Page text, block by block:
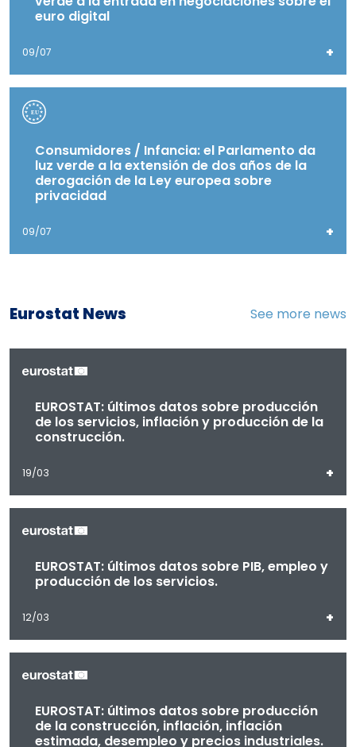
euro digital
09/07 +
Consumidores / Infancia: el Parlamento da
luz verde a la extensión de dos años de la
derogación de la Ley europea sobre
privacidad
09/07 +
Eurostat News See more news
EUROSTAT: últimos datos sobre producción
de los servicios, inflación y producción de la
construcción.
19/03 +
EUROSTAT: últimos datos sobre PIB, empleo y
producción de los servicios.
12/03 +
EUROSTAT: últimos datos sobre producción
de la construcción, inflación, inflación
estimada, desempleo y precios industriales.